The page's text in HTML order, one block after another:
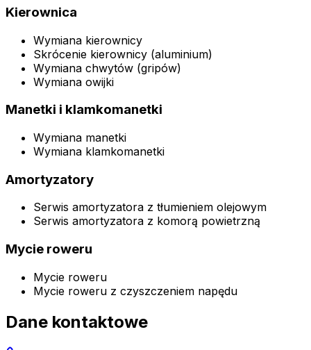
Kierownica
Wymiana kierownicy
Skrócenie kierownicy (aluminium)
Wymiana chwytów (gripów)
Wymiana owijki
Manetki i klamkomanetki
Wymiana manetki
Wymiana klamkomanetki
Amortyzatory
Serwis amortyzatora z tłumieniem olejowym
Serwis amortyzatora z komorą powietrzną
Mycie roweru
Mycie roweru
Mycie roweru z czyszczeniem napędu
Dane kontaktowe